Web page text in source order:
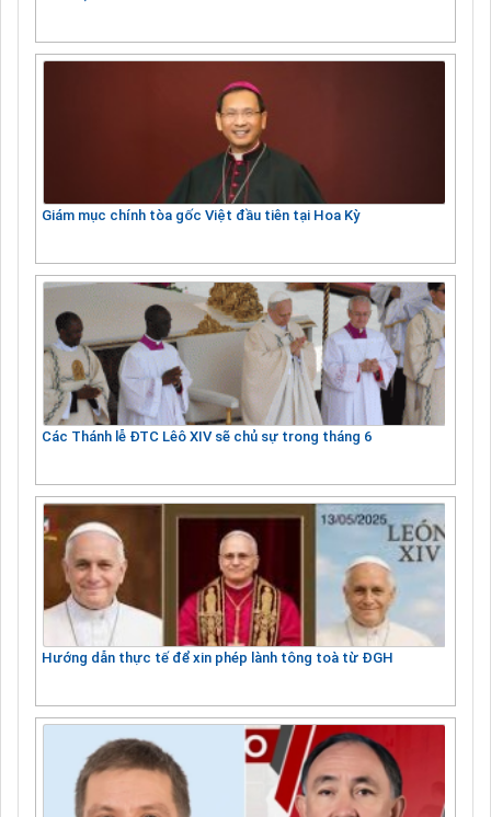
Giám mục chính tòa gốc Việt đầu tiên tại Hoa Kỳ
Các Thánh lễ ĐTC Lêô XIV sẽ chủ sự trong tháng 6
Hướng dẫn thực tế để xin phép lành tông toà từ ĐGH